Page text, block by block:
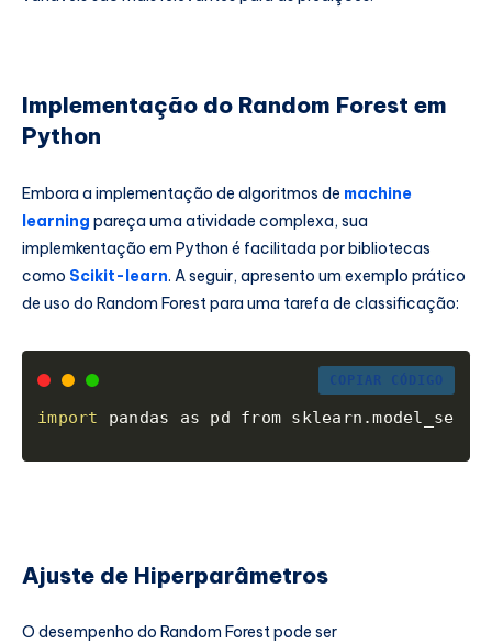
Implementação do Random Forest em
Python
Embora a implementação de algoritmos de machine
learning pareça uma atividade complexa, sua
implemkentação em Python é facilitada por bibliotecas
como Scikit-learn. A seguir, apresento um exemplo prático
de uso do Random Forest para uma tarefa de classificação:
import pandas as pd from
Ajuste de Hiperparâmetros
O desempenho do Random Forest pode ser